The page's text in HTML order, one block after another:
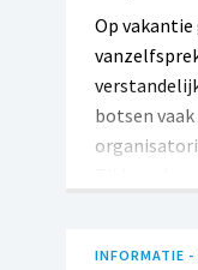
Op vakantie
botsen
vakanties
INFORMATIE -